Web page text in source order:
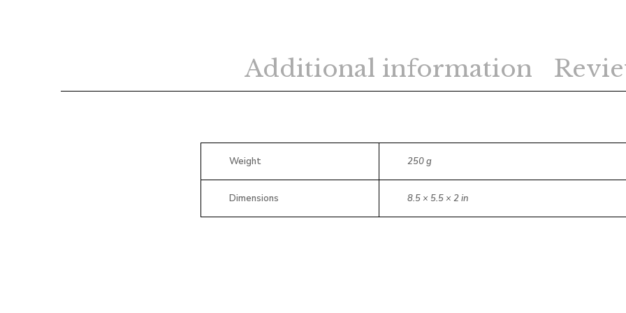
Additional information
Weight 250 g
Dimensions 8.5 × 5.5 × 2 in